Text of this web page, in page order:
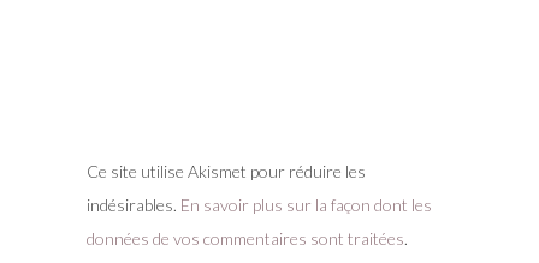
Ce site utilise Akismet pour réduire les
indésirables. En savoir plus sur la façon dont les
données de vos commentaires sont traitées.